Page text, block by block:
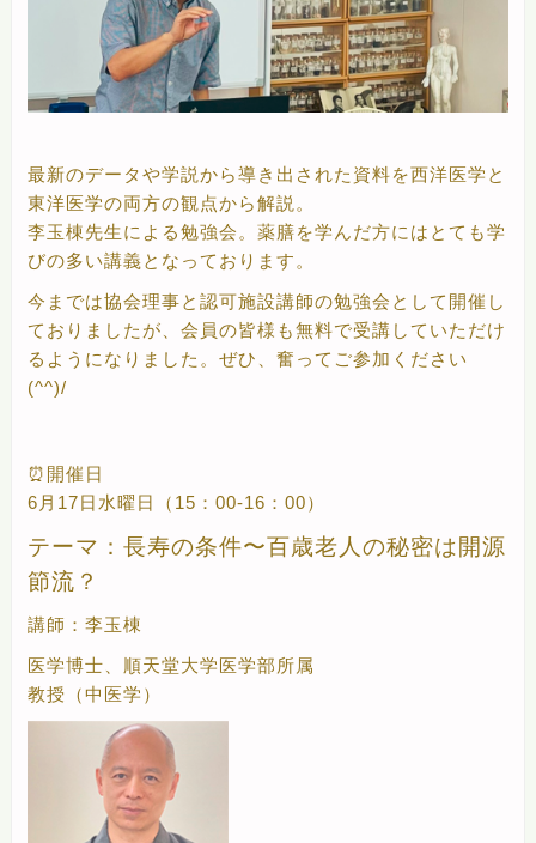
最新のデータや学説から導き出された資料を西洋医学と
東洋医学の両方の観点から解説。
李玉棟先生による勉強会。薬膳を学んだ方にはとても学
びの多い講義となっております。
今までは協会理事と認可施設講師の勉強会として開催し
ておりましたが、会員の皆様も無料で受講していただけ
るようになりました。ぜひ、奮ってご参加ください
(^^)/
⏰開催日
6月17日水曜日（15：00-16：00）
テーマ：長寿の条件〜百歳老人の秘密は開源
節流？
講師：李玉棟
医学博士、順天堂大学医学部所属
教授（中医学）